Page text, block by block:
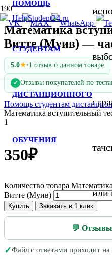
ПОМОЩЬ
СТУДЕНТАМ
ДИСТАНЦИОННОГО
ОБУЧЕНИЯ
или
Математика
Витте (Муив) —
5.0★•1 отзыв о данном товаре
✓ Отзывы покупателей по
Помощь студентам
Математика вступительный
1
350₽
Количество товара
Витте (Муив)
Купить Заказать в 1 клик
💬 Отзывы
✓Файл с ответами приходит